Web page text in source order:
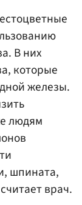
В них
которые
железы.
людям
шпината,
врач.